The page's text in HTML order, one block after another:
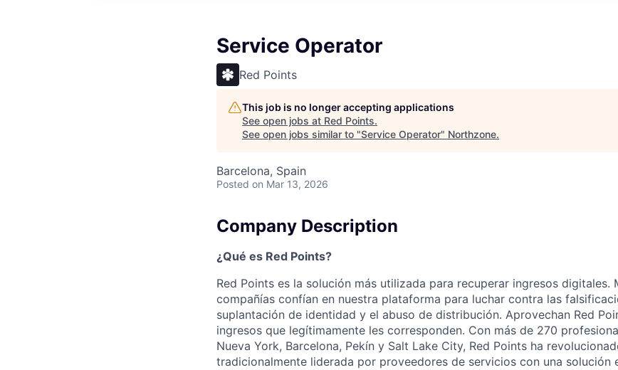
Service Operator
Red Points
This job is no longer accepting applications
See open jobs at Red Points.
See open jobs similar to "Service Operator" Northzone.
Barcelona, Spain
Posted on Mar 13, 2026
Company Description
¿Qué es Red Points?
Red Points es la solución más utilizada para recuperar ingresos digitales.
compañías confían en nuestra plataforma para luchar contra las
suplantación de identidad y el abuso de distribución. Aprovechan Red
ingresos que legítimamente les corresponden. Con más de 270
Nueva York, Barcelona, Pekín y Salt Lake City, Red Points ha
tradicionalmente liderada por proveedores de servicios con una solución